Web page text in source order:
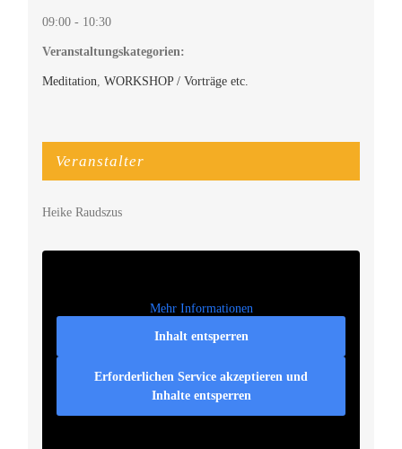
09:00 - 10:30
Veranstaltungskategorien:
Meditation WORKSHOP / Vorträge etc.
Veranstalter
Heike Raudszus
Mehr Informationen
Inhalt entsperren
Erforderlichen Service akzeptieren und
Inhalte entsperren